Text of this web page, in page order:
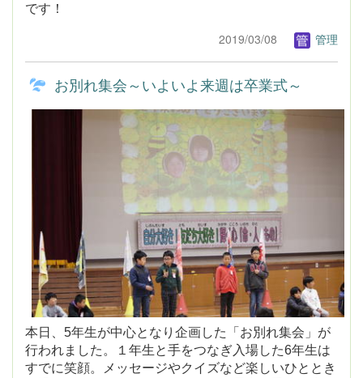
です！
2019/03/08 管理
お別れ集会～いよいよ来週は卒業式～
本日、5年生が中心となり企画した「お別れ集会」が
行われました。１年生と手をつなぎ入場した6年生は
すでに笑顔。メッセージやクイズなど楽しいひととき